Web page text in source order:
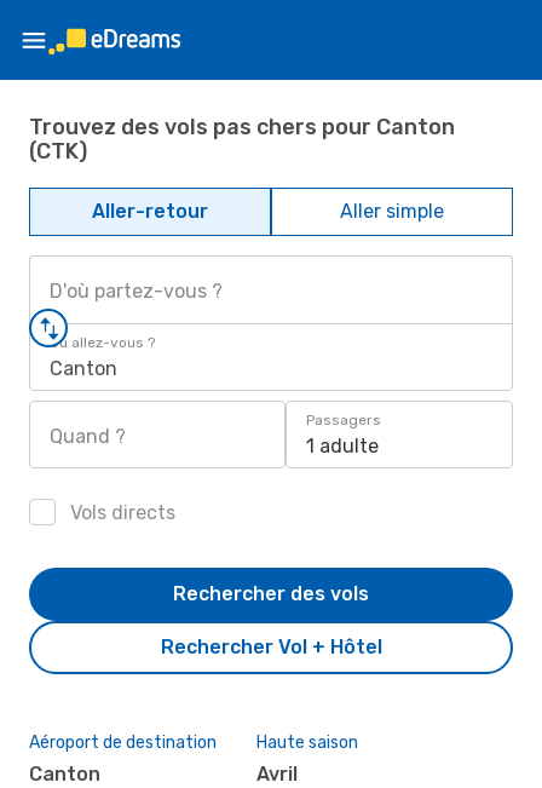
Trouvez des vols pas chers pour Canton
(CTK)
Aller-retour Aller simple
D'où partez-vous ?
Où allez-vous ?
Canton
Quand ?
Passagers
1 adulte
Vols directs
Rechercher Vol + Hôtel
Rechercher des vols
Aéroport de destination
Canton
Haute saison
avril